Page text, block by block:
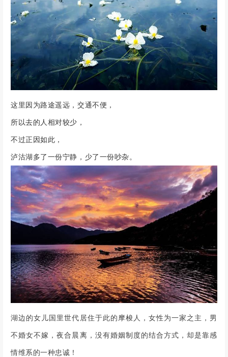
这里因为路途遥远，交通不便，
所以去的人相对较少，
不过正因如此，
泸沽湖多了一份宁静，少了一份吵杂。
湖边的女儿国里世代居住于此的摩梭人，女性为一家之主，男
不婚女不嫁，夜合晨离，没有婚姻制度的结合方式，却是靠感
情维系的一种忠诚！